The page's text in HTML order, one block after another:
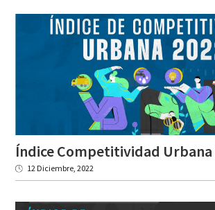
ÍndiceCompetitividad Urbana
12 Diciembre, 2022